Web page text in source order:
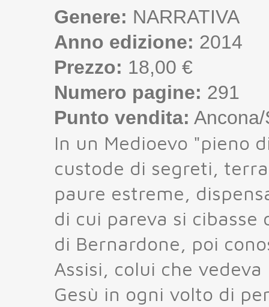
Genere: NARRATIVA
Anno edizione: 2014
Prezzo: 18,00 €
Numero pagine: 291
Punto vendita:
In un Medioevo "pieno
custode di segreti,
paure estreme,
di cui pareva si cibasse
di Bernardone, poi
Assisi, colui che
Gesù in ogni volto di